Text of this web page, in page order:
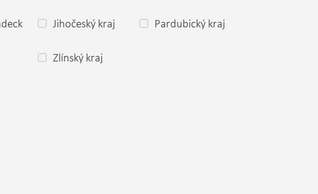
Jihočeský kraj Pardubický kraj
Zlínský kraj